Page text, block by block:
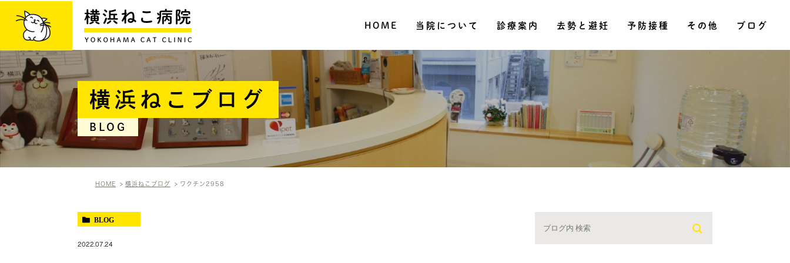
HOME 当院について 診療案内 去勢と避妊 予防接種 その他 ブログ
横浜ねこブログ
BLOG
HOME 横浜ねこブログ ワクチン2958
BLOG
2022.07.24